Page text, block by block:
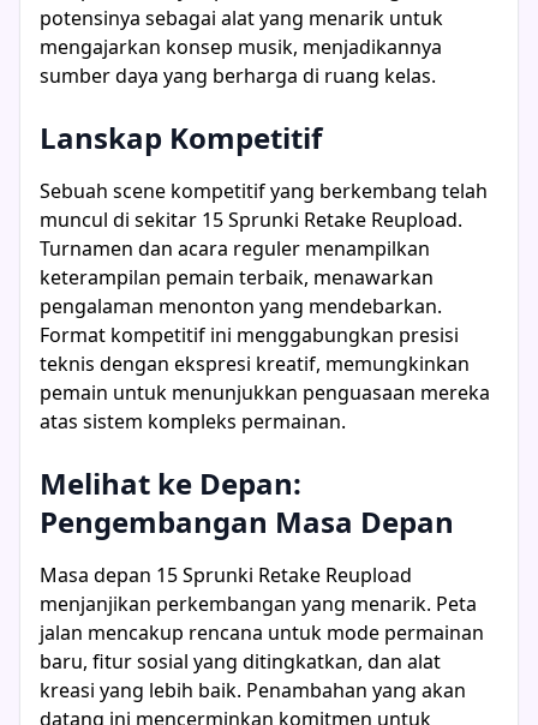
potensinya sebagai alat yang menarik untuk
mengajarkan konsep musik, menjadikannya
sumber daya yang berharga di ruang kelas.
Lanskap Kompetitif
Sebuah scene kompetitif yang berkembang telah
muncul di sekitar 15 Sprunki Retake Reupload.
Turnamen dan acara reguler menampilkan
keterampilan pemain terbaik, menawarkan
pengalaman menonton yang mendebarkan.
Format kompetitif ini menggabungkan presisi
teknis dengan ekspresi kreatif, memungkinkan
pemain untuk menunjukkan penguasaan mereka
atas sistem kompleks permainan.
Melihat ke Depan:
Pengembangan Masa Depan
Masa depan 15 Sprunki Retake Reupload
menjanjikan perkembangan yang menarik. Peta
jalan mencakup rencana untuk mode permainan
baru, fitur sosial yang ditingkatkan, dan alat
kreasi yang lebih baik. Penambahan yang akan
datang ini mencerminkan komitmen untuk